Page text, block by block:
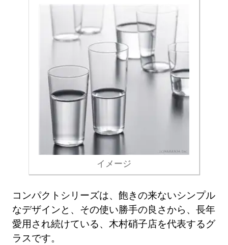
イメージ
コンパクトシリーズは、飽きの来ないシンプル
なデザインと、その使い勝手の良さから、長年
愛用され続けている、木村硝子店を代表するグ
ラスです。